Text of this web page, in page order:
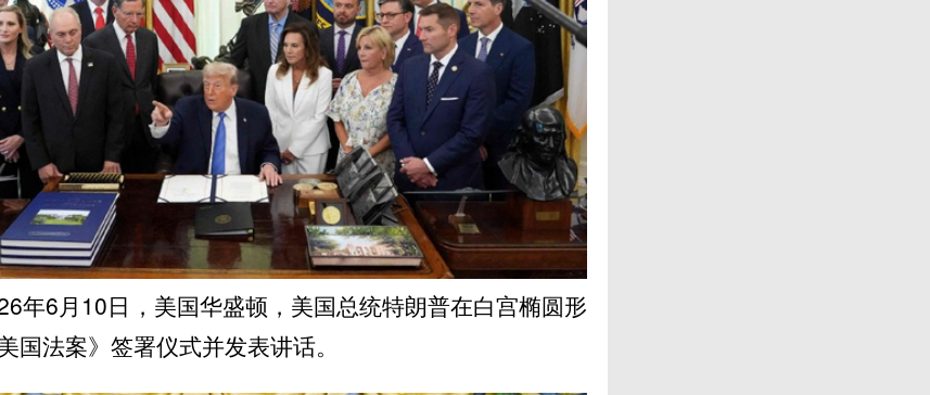
年6月10日，美国华盛顿，美国总统特朗普在白宫椭圆形
国法案》签署仪式并发表讲话。